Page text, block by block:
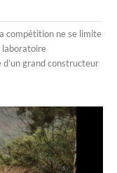
compétition ne se limite
laboratoire
grand constructeur